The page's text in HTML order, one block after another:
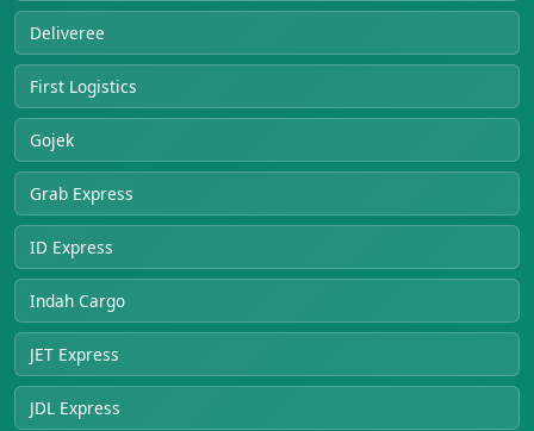
Deliveree
First Logistics
Gojek
Grab Express
ID Express
Indah Cargo
JET Express
JDL Express